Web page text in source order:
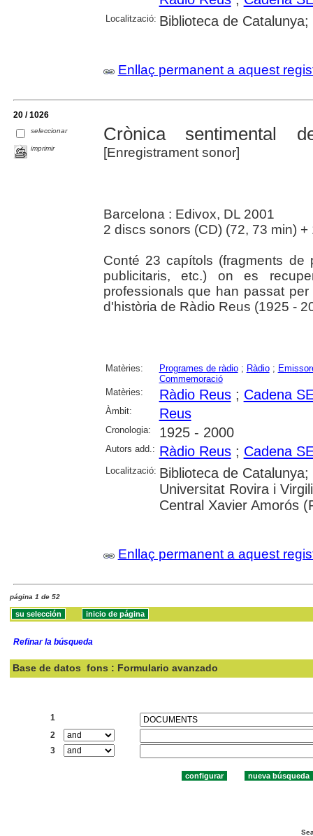
Localització: Biblioteca de
Enllaç permanent a aquest
20 / 1026
seleccionar
imprimir
Crònica sentimental
[Enregistrament sonor]
Barcelona : Edivox, DL 2001
2 discs sonors (CD) (72, 73 min) +
Conté 23 capítols (fragments de
publicitaris, etc.) on es
professionals que han passat
d'història de Ràdio Reus (1925 -
Matèries: Programes de ràdio; Ràdio;
Commemoració
Matèries:
Ràdio Reus; Cadena
Àmbit: Reus
Cronologia: 1925 - 2000
Autors add.: Ràdio Reus; Cadena
Localització: Biblioteca de
Universitat Rovira i
Central Xavier Amorós
Enllaç permanent a aquest
página 1 de 52
Refinar la búsqueda
Base de datos fons : Formulario avanzado
1
2
3